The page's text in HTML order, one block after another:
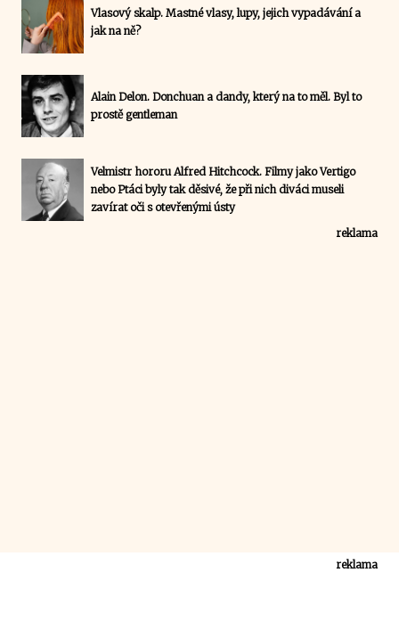
Vlasový skalp. Mastné vlasy, lupy, jejich vypadávání a
jak na ně?
Alain Delon. Donchuan a dandy, který na to měl. Byl to
prostě gentleman
Velmistr hororu Alfred Hitchcock. Filmy jako Vertigo
nebo Ptáci byly tak děsivé, že při nich diváci museli
zavírat oči s otevřenými ústy
reklama
reklama